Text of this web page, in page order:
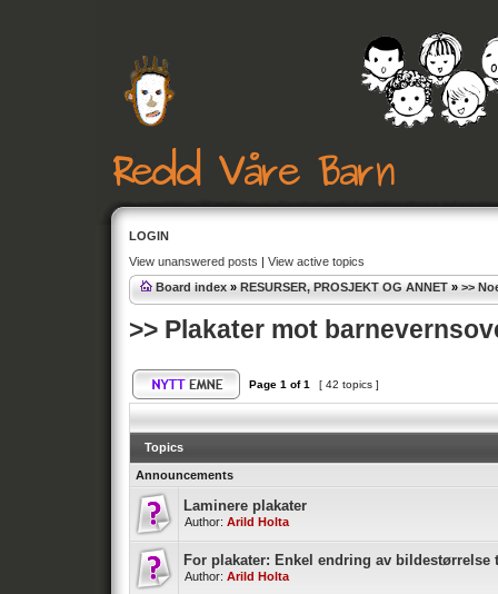
LOGIN
View unanswered posts | View active topics
Board index » RESURSER, PROSJEKT OG ANNET » >>
>> Plakater mot
Page 1 of1 [ 42 topics ]
Topics
Announcements
Laminere plakater
Author: Arild Holta
For plakater: Enkel endring av bildestørrelse
Author: Arild Holta